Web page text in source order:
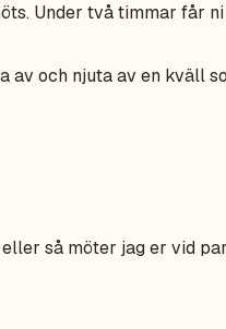
Under två timmar får
och njuta av en kväll
så möter jag er vid